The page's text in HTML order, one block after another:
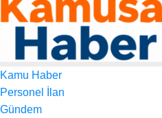
Kamu Haber
Personel İlan
Gündem